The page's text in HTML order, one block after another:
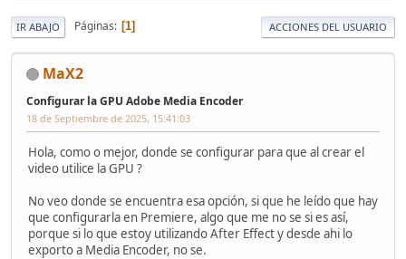
IR ABAJO Páginas 1 ACCIONES DEL USUARIO
MaX2
Configurar la GPU Adobe Media Encoder
18 de Septiembre de 2025, 15:41:03
Hola, como o mejor, donde se configurar para que al crear el
video utilice la GPU ?
No veo donde se encuentra esa opción, si que he leído que hay
que configurarla en Premiere, algo que me no se si es así,
porque si lo que estoy utilizando After Effect y desde ahi lo
exporto a Media Encoder, no se.